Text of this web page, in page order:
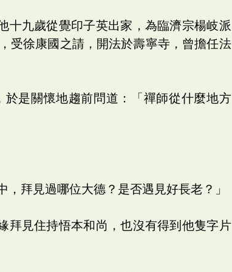
十九歲從覺印子英出家，為臨濟宗楊岐派
受徐康國之請，開法於壽寧寺，曾擔任法
是關懷地趨前問道：「禪師從什麼地方
，拜見過哪位大德？是否遇見好長老？」
拜見住持悟本和尚，也沒有得到他隻字片